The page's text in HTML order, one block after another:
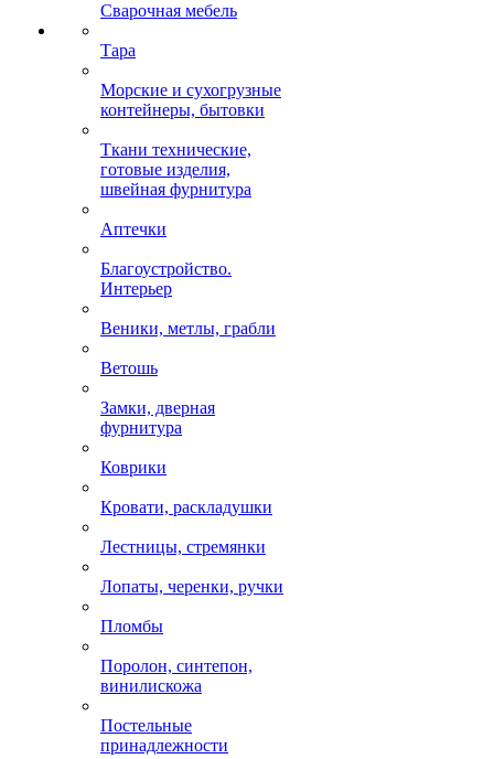
Сварочная мебель
Тара
Морские и сухогрузные
контейнеры, бытовки
Ткани технические,
готовые изделия,
швейная фурнитура
Аптечки
Благоустройство.
Интерьер
Веники, метлы, грабли
Ветошь
Замки, дверная
фурнитура
Коврики
Кровати, раскладушки
Лестницы, стремянки
Лопаты, черенки, ручки
Пломбы
Поролон, синтепон,
винилискожа
Постельные
принадлежности